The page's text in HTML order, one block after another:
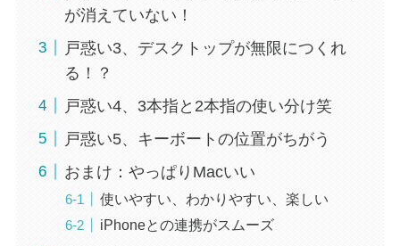
が消えていない！
戸惑い3、デスクトップが無限につくれ
る！？
戸惑い4、3本指と2本指の使い分け笑
戸惑い5、キーボートの位置がちがう
おまけ：やっぱりMacいい
使いやすい、わかりやすい、楽しい
iPhoneとの連携がスムーズ